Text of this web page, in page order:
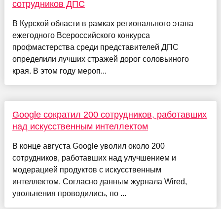
сотрудников ДПС
В Курской области в рамках регионального этапа
ежегодного Всероссийского конкурса
профмастерства среди представителей ДПС
определили лучших стражей дорог соловьиного
края. В этом году мероп...
Google сократил 200 сотрудников, работавших
над искусственным интеллектом
В конце августа Google уволил около 200
сотрудников, работавших над улучшением и
модерацией продуктов с искусственным
интеллектом. Согласно данным журнала Wired,
увольнения проводились, по ...